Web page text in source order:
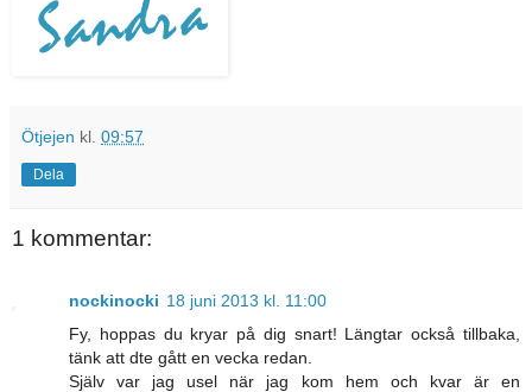
Ötjejen kl. 09:57
Dela
1 kommentar:
nockinocki 18 juni 2013 kl. 11:00
Fy, hoppas du kryar på dig snart! Längtar också tillbaka,
tänk att dte gått en vecka redan.
Själv var jag usel när jag kom hem och kvar är en